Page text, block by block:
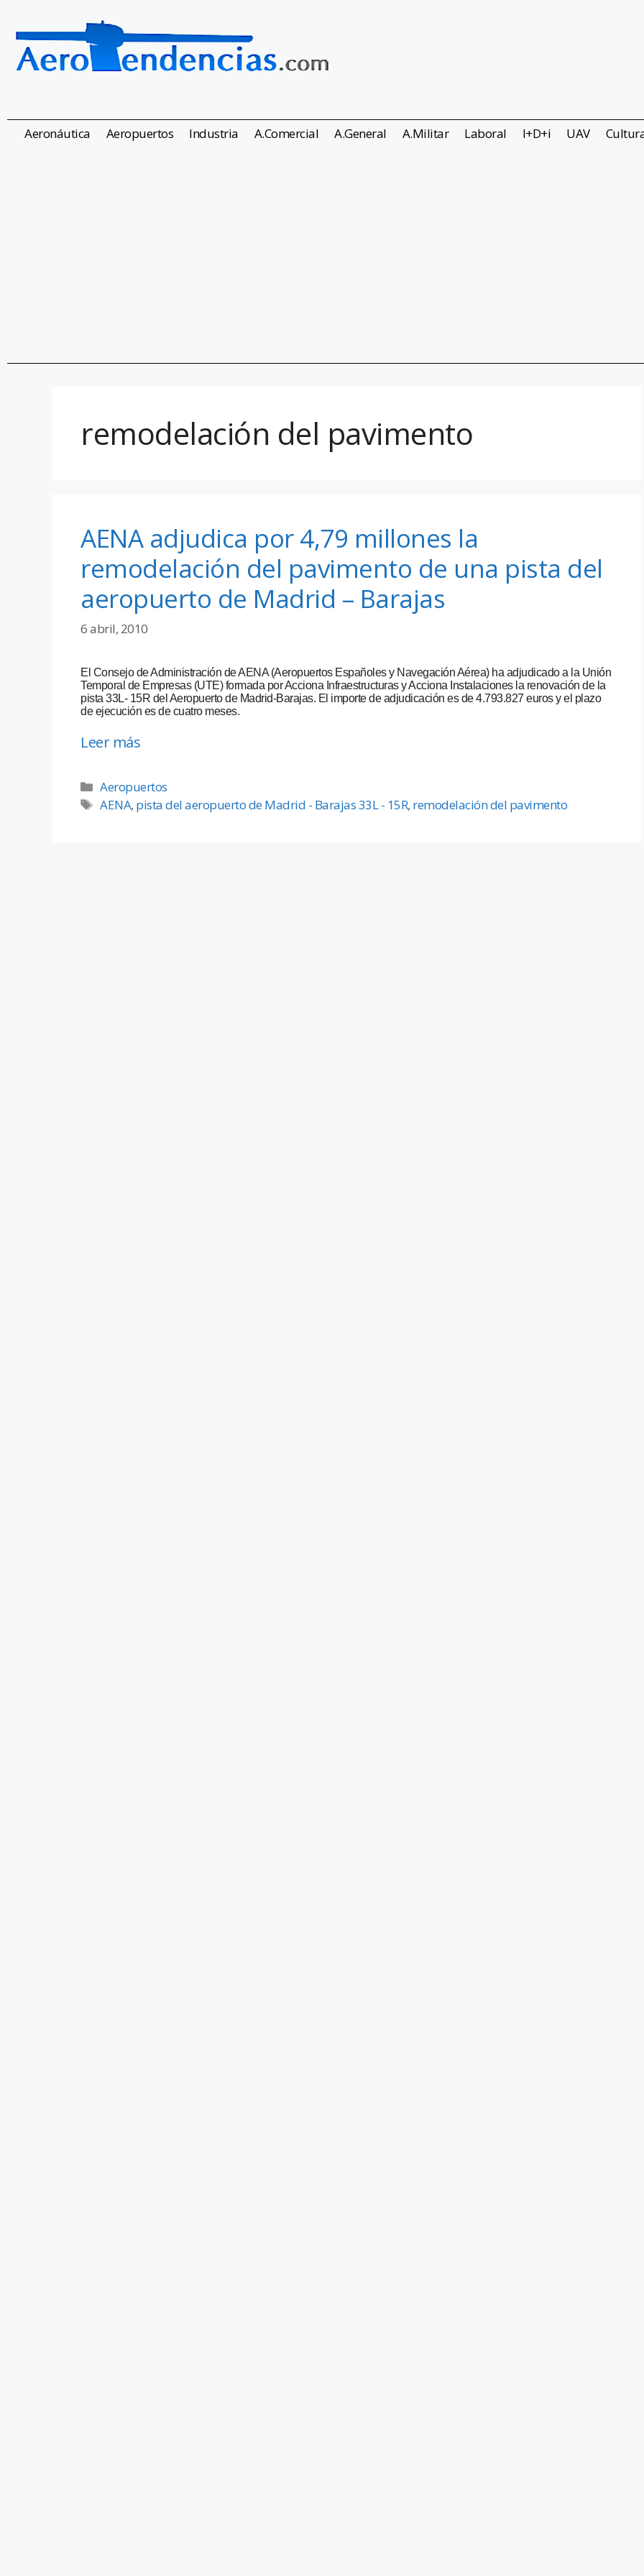
Aeronáutica Aeropuertos Industria A.Comercial A.General A.Militar Laboral I+D+i UAV
remodelación del pavimento
AENA adjudica por 4,79 millones la
remodelación del pavimento de una pista del
aeropuerto de Madrid – Barajas
6 abril, 2010
El Consejo de Administración de AENA (Aeropuertos Españoles y Navegación Aérea) ha adjudicado a la Unión
Temporal de Empresas (UTE) formada por Acciona Infraestructuras y Acciona Instalaciones la renovación de la
pista 33L- 15R del Aeropuerto de Madrid-Barajas. El importe de adjudicación es de 4.793.827 euros y el plazo
de ejecución es de cuatro meses.
Leer más
Aeropuertos
AENA, pista del aeropuerto de Madrid - Barajas 33L - 15R, remodelación del pavimento